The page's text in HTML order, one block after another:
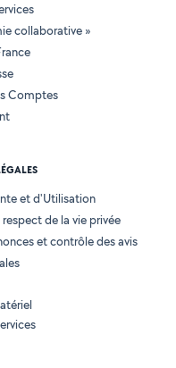
collaborative »
Comptes
et d'Utilisation
de la vie privée
et contrôle des avis